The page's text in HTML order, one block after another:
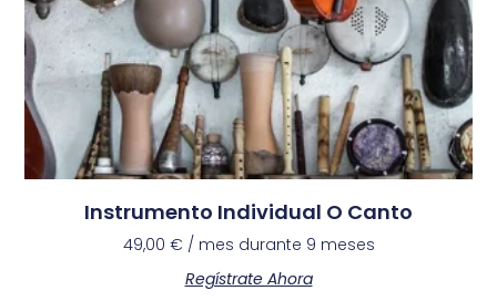
Instrumento Individual O Canto
49,00 € / mes durante 9 meses
Regístrate Ahora